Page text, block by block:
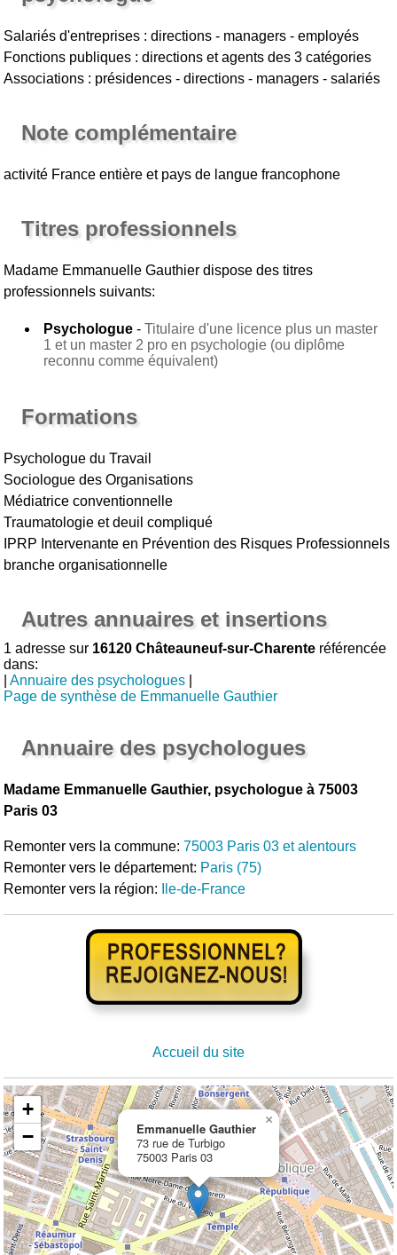
Salariés d'entreprises : directions - managers - employés
Fonctions publiques : directions et agents des 3 catégories
Associations : présidences - directions - managers - salariés
Note complémentaire
activité France entière et pays de langue francophone
Titres professionnels
Madame Emmanuelle Gauthier dispose des titres
professionnels suivants:
Psychologue -Titulaire d'une licence plus un master
1 et un master 2 pro en psychologie (ou diplôme
reconnu comme équivalent)
Formations
Psychologue du Travail
Sociologue des Organisations
Médiatrice conventionnelle
Traumatologie et deuil compliqué
IPRP Intervenante en Prévention des Risques Professionnels
branche organisationnelle
Autres annuaires et insertions
1 adresse sur 16120 Châteauneuf-sur-Charente référencée
dans:
|Annuaire des psychologues
Page de synthèse de Emmanuelle Gauthier
Annuaire des psychologues
Madame Emmanuelle Gauthier, psychologue à 75003
Paris 03
Remonter vers la commune:75003 Paris 03 et alentours
Remonter vers le département: Paris (75)
Remonter vers la région:
Ile-de-France
Accueil du site
Emmanuelle Gauthier
73 rue de Turbigo
75003 Paris 03
×
+
−